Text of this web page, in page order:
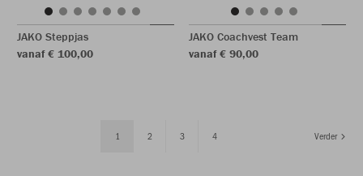
JAKO Steppjas
vanaf € 100,00
JAKO Coachvest Team
vanaf € 90,00
1 2 3 4 Verder